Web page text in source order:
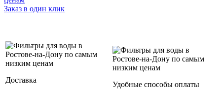
Заказ в один клик
Доставка
Удобные способы оплаты